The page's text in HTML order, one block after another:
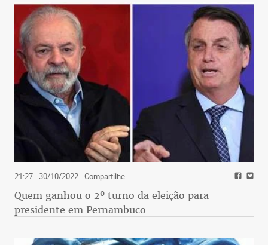
21:27 - 30/10/2022- Compartilhe
Quem ganhou o 2º turno da eleição para
presidente em Pernambuco